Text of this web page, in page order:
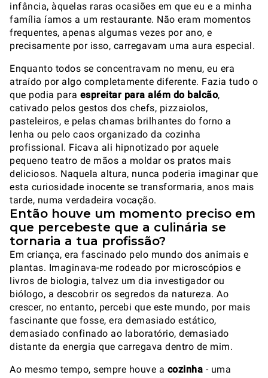
infância, àquelas raras ocasiões em que eu e a minha
família íamos a um restaurante. Não eram momentos
frequentes, apenas algumas vezes por ano, e
precisamente por isso, carregavam uma aura especial.
Enquanto todos se concentravam no menu, eu era
atraído por algo completamente diferente. Fazia tudo o
que podia para espreitar para além do balcão,
cativado pelos gestos dos chefs, pizzaiolos,
pasteleiros, e pelas chamas brilhantes do forno a
lenha ou pelo caos organizado da cozinha
profissional. Ficava ali hipnotizado por aquele
pequeno teatro de mãos a moldar os pratos mais
deliciosos. Naquela altura, nunca poderia imaginar que
esta curiosidade inocente se transformaria, anos mais
tarde, numa verdadeira vocação.
Então houve um momento preciso em
que percebeste que a culinária se
tornaria a tua profissão?
Em criança, era fascinado pelo mundo dos animais e
plantas. Imaginava-me rodeado por microscópios e
livros de biologia, talvez um dia investigador ou
biólogo, a descobrir os segredos da natureza. Ao
crescer, no entanto, percebi que este mundo, por mais
fascinante que fosse, era demasiado estático,
demasiado confinado ao laboratório, demasiado
distante da energia que carregava dentro de mim.
Ao mesmo tempo, sempre houve a cozinha - uma